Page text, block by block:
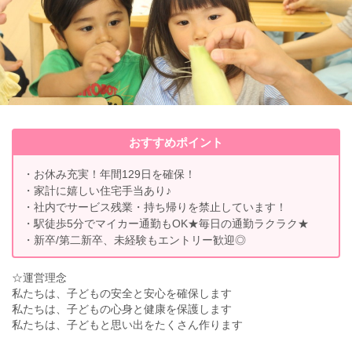
おすすめポイント
・お休み充実！年間129日を確保！
・家計に嬉しい住宅手当あり♪
・社内でサービス残業・持ち帰りを禁止しています！
・駅徒歩5分でマイカー通勤もOK★毎日の通勤ラクラク★
・新卒/第二新卒、未経験もエントリー歓迎◎
☆運営理念
私たちは、子どもの安全と安心を確保します
私たちは、子どもの心身と健康を保護します
私たちは、子どもと思い出をたくさん作ります